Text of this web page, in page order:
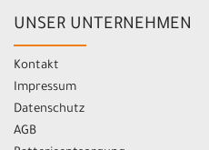
UNSER UNTERNEHMEN
Kontakt
Impressum
Datenschutz
AGB